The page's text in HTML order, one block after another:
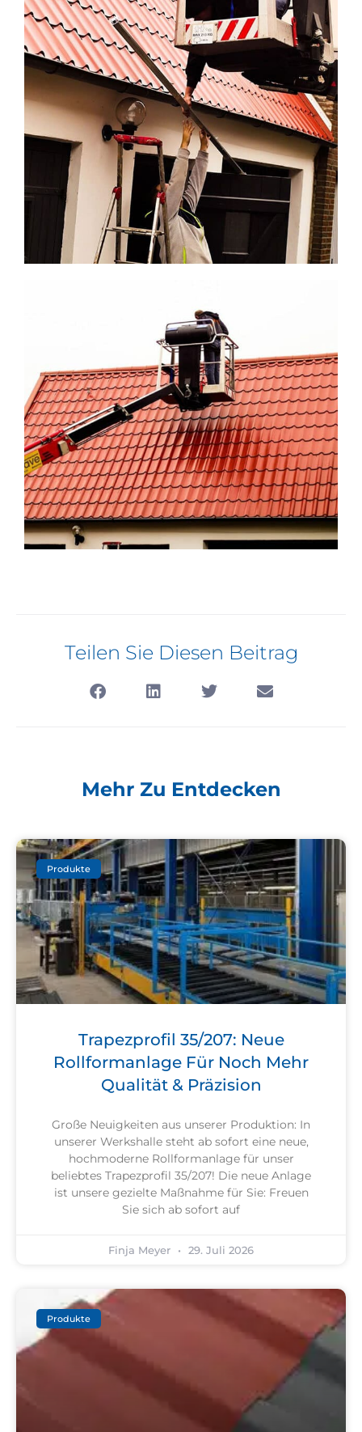
Teilen Sie Diesen Beitrag
Mehr Zu Entdecken
Produkte
Trapezprofil 35/207: Neue
Rollformanlage Für Noch Mehr
Qualität & Präzision
Große Neuigkeiten aus unserer Produktion: In
unserer Werkshalle steht ab sofort eine neue,
hochmoderne Rollformanlage für unser
beliebtes Trapezprofil 35/207! Die neue Anlage
ist unsere gezielte Maßnahme für Sie: Freuen
Sie sich ab sofort auf
Finja Meyer 29. Juli 2026
Produkte